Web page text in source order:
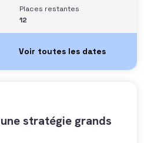
Places restantes
12
stratégie grands